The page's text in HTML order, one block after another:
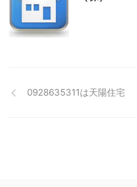
0928635311は天陽住宅